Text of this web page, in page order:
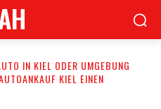
IN KIEL ODER UMGEBUNG
KIEL EINEN